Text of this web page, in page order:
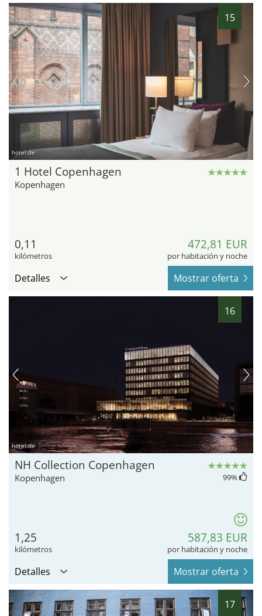
15
hotel.de
1 Hotel Copenhagen
Kopenhagen
0,11
kilómetros
472,81 EUR
por habitación y noche
Detalles Mostrar oferta
16
hotel.de
NH Collection Copenhagen
Kopenhagen 99%
1,25
kilómetros
587,83 EUR
por habitación y noche
Detalles Mostrar oferta
17